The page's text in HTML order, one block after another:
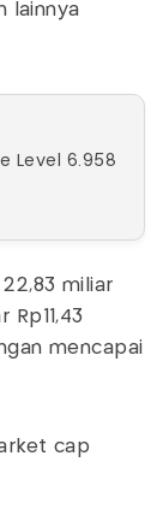
lainnya
Level 6.958
miliar
mencapai
cap